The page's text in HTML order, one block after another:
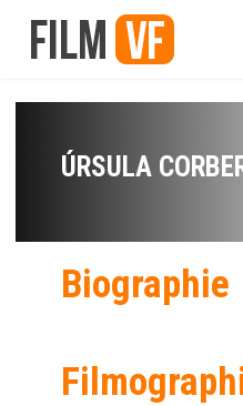
ÚRSULA
Biographie